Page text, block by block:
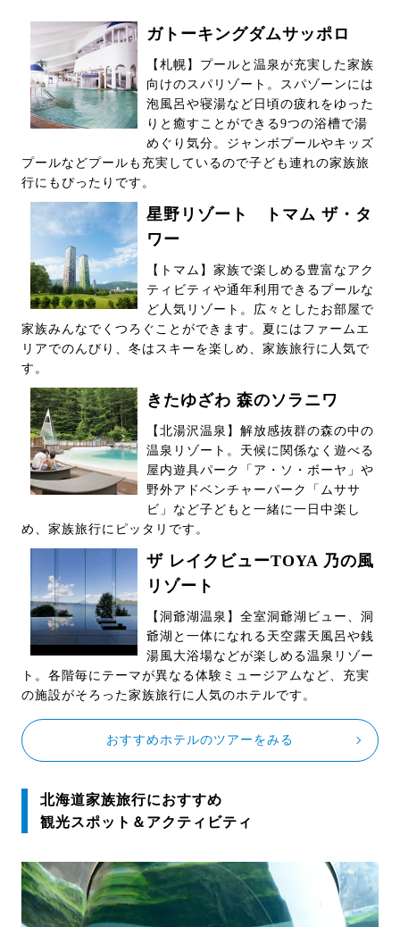
ガトーキングダムサッポロ
【札幌】プールと温泉が充実した家族
向けのスパリゾート。スパゾーンには
泡風呂や寝湯など日頃の疲れをゆった
りと癒すことができる9つの浴槽で湯
めぐり気分。ジャンボプールやキッズ
プールなどプールも充実しているので子ども連れの家族旅
行にもぴったりです。
星野リゾート トマム ザ・タ
ワー
【トマム】家族で楽しめる豊富なアク
ティビティや通年利用できるプールな
ど人気リゾート。広々としたお部屋で
家族みんなでくつろぐことができます。夏にはファームエ
リアでのんびり、冬はスキーを楽しめ、家族旅行に人気で
す。
きたゆざわ 森のソラニワ
【北湯沢温泉】解放感抜群の森の中の
温泉リゾート。天候に関係なく遊べる
屋内遊具パーク「ア・ソ・ボーヤ」や
野外アドベンチャーパーク「ムササ
ビ」など子どもと一緒に一日中楽し
め、家族旅行にピッタリです。
ザ レイクビューTOYA 乃の風
リゾート
【洞爺湖温泉】全室洞爺湖ビュー、洞
爺湖と一体になれる天空露天風呂や銭
湯風大浴場などが楽しめる温泉リゾー
ト。各階毎にテーマが異なる体験ミュージアムなど、充実
の施設がそろった家族旅行に人気のホテルです。
おすすめホテルのツアーをみる
北海道家族旅行におすすめ
観光スポット＆アクティビティ